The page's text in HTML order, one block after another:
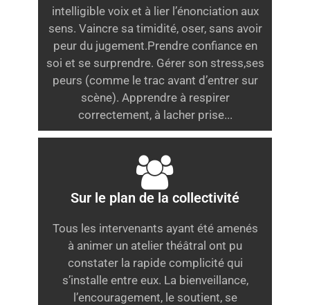
intelligible voix et à lier l’énonciation aux
sens. Vaincre sa timidité, oser, sans avoir
peur du jugement.Prendre confiance en
soi et se surprendre. Gérer son stress,ses
peurs (comme le trac avant d’entrer sur
scène). Apprendre à respirer
correctement, à lacher prise...
Sur le plan de la collectivité
Tous les intervenants ayant été amenés
à animer un atelier théâtral ont pu
constater la rapide complicité qui
s’installe entre eux. La bienveillance,
l’encouragement, le soutient, se